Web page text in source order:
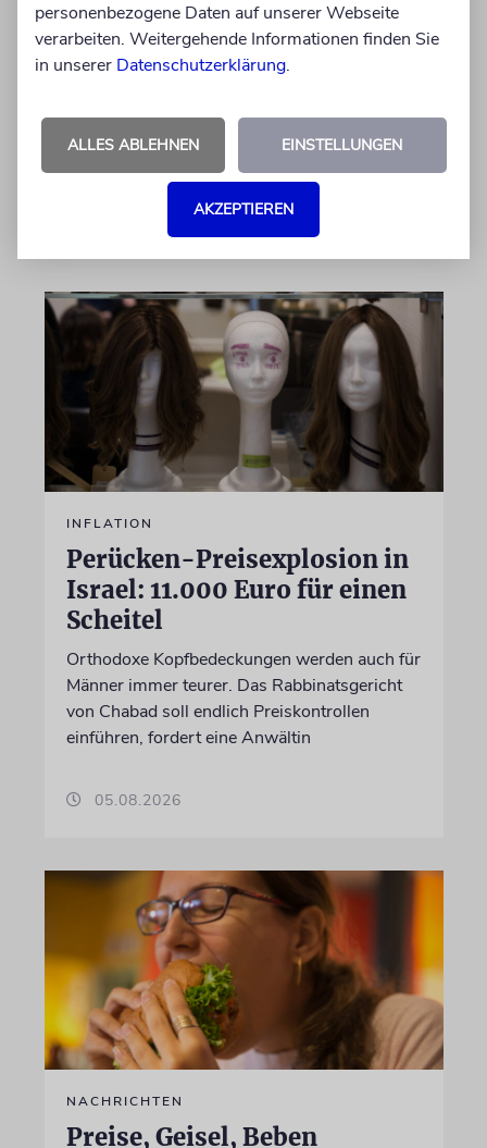
WAHLKAMPF
Who’s who in Jerusalem?
potenzielle Wähler, sondern auch um
mögliche Bündnisse
von Sabine Brandes
INFLATION
Perücken-Preisexplosion in
Israel: 11.000 Euro für einen
Scheitel
Orthodoxe Kopfbedeckungen werden auch für
Männer immer teurer. Das Rabbinatsgericht
von Chabad soll endlich Preiskontrollen
einführen, fordert eine Anwältin
05.08.2026
NACHRICHTEN
Preise, Geisel, Beben
personenbezogene Daten auf unserer Webseite
verarbeiten. Weitergehende Informationen finden Sie
in unserer Datenschutzerklärung.
ALLES ABLEHNEN EINSTELLUNGEN
AKZEPTIEREN